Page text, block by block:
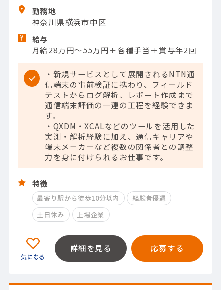
勤務地
神奈川県横浜市中区
給与
月給28万円～55万円＋各種手当＋賞与年2回
・新規サービスとして展開されるNTN通
信端末の事前検証に携わり、フィールド
テストからログ解析、レポート作成まで
通信端末評価の一連の工程を経験できま
す。
・QXDM・XCALなどのツールを活用した
実測・解析経験に加え、通信キャリアや
端末メーカーなど複数の関係者との調整
力を身に付けられるお仕事です。
特徴
最寄り駅から徒歩10分以内
経験者優遇
土日休み
上場企業
詳細を見る 応募する